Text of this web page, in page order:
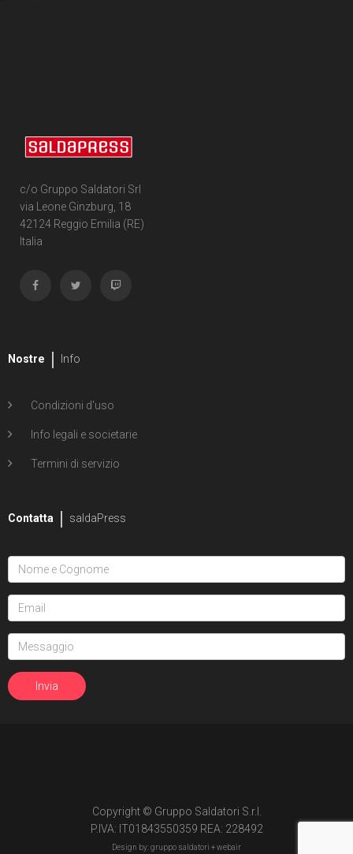
c/o Gruppo Saldatori Srl
via Leone Ginzburg, 18
42124 Reggio Emilia (RE)
Italia
Nostre Info
Condizioni d'uso
Info legali e societarie
Termini di servizio
Contatta saldaPress
Copyright © Gruppo Saldatori S.r.l.
P.IVA: IT01843550359 REA: 228492
Design by: gruppo saldatori +webair